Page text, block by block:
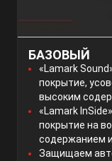
БАЗОВЫЙ
«Lamark
покрытие,
высоким
«Lamark
покрытие на
содержанием
Защищаем